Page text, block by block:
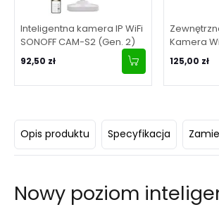
Inteligentna kamera IP WiFi
SONOFF CAM-S2 (Gen. 2)
92,50 zł
Kamera
B1P 2K
125,00 zł
Opis produktu Specyfikacja
Nowy poziom